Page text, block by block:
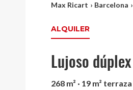
Max Ricart › Barcelona ›
ALQUILER
Lujoso
268 m² · 19 m²